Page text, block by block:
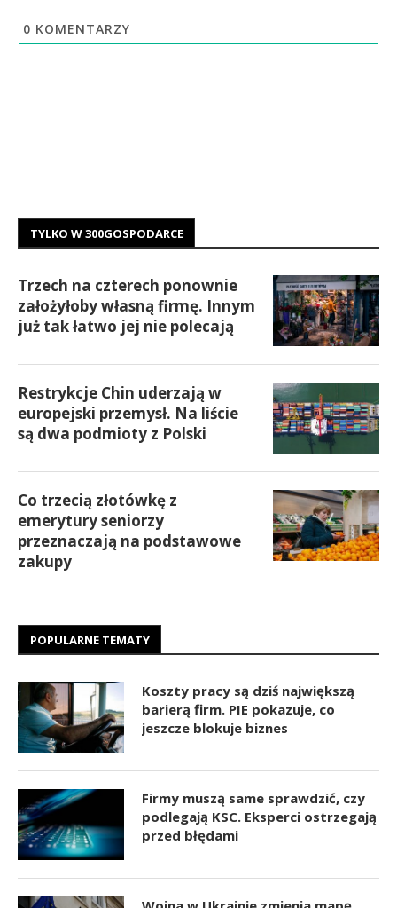
0 KOMENTARZY
TYLKO W 300GOSPODARCE
Trzech na czterech ponownie
założyłoby własną firmę. Innym
już tak łatwo jej nie polecają
Restrykcje Chin uderzają w
europejski przemysł. Na liście
są dwa podmioty z Polski
Co trzecią złotówkę z
emerytury seniorzy
przeznaczają na podstawowe
zakupy
POPULARNE TEMATY
Koszty pracy są dziś największą
barierą firm. PIE pokazuje, co
jeszcze blokuje biznes
Firmy muszą same sprawdzić, czy
podlegają KSC. Eksperci ostrzegają
przed błędami